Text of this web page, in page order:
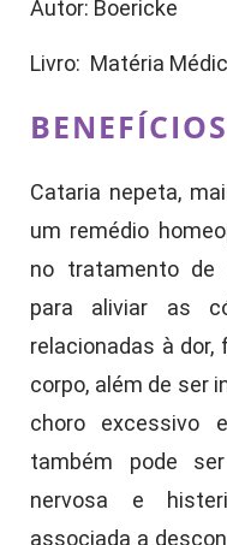
Autor: Boericke
Livro: Matéria
Cataria nepeta,
um remédio
no tratamento de
para aliviar as
relacionadas à
corpo, além de ser
choro excessivo
também pode
nervosa e
associada a